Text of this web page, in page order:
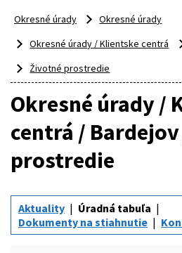
Okresné úrady
Okresné úrady
Okresné úrady / Klientske centrá
Životné prostredie
Okresné úrady /
centrá /
prostredie
Aktuality
Úradná tabuľa
Dokumenty na stiahnutie